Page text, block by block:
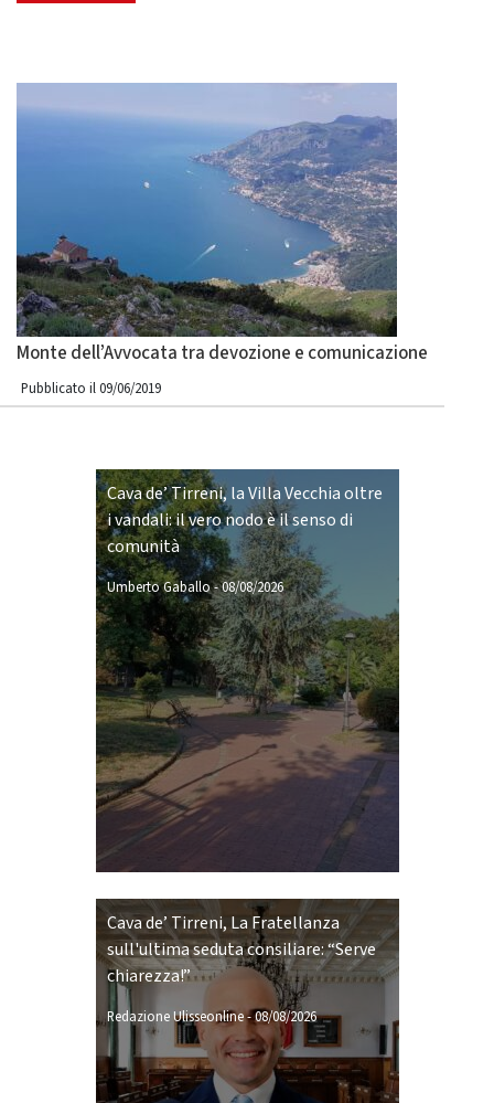
Monte dell’Avvocata tra devozione e comunicazione
Pubblicato il 09/06/2019
Cava de’ Tirreni, la Villa Vecchia oltre
i vandali: il vero nodo è il senso di
comunità
Umberto Gaballo-08/08/2026
Cava de’ Tirreni, La Fratellanza
sull'ultima seduta consiliare: “Serve
chiarezza!”
Redazione Ulisseonline-08/08/2026